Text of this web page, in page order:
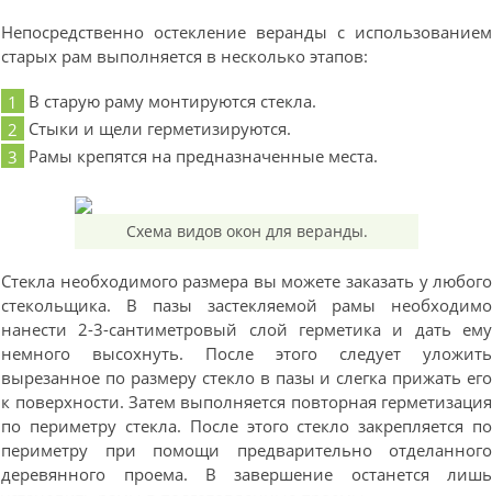
Непосредственно остекление веранды с использованием
старых рам выполняется в несколько этапов:
В старую раму монтируются стекла.
Стыки и щели герметизируются.
Рамы крепятся на предназначенные места.
Схема видов окон для веранды.
Стекла необходимого размера вы можете заказать у любого
стекольщика. В пазы застекляемой рамы необходимо
нанести 2-3-сантиметровый слой герметика и дать ему
немного высохнуть. После этого следует уложить
вырезанное по размеру стекло в пазы и слегка прижать его
к поверхности. Затем выполняется повторная герметизация
по периметру стекла. После этого стекло закрепляется по
периметру при помощи предварительно отделанного
деревянного проема. В завершение останется лишь